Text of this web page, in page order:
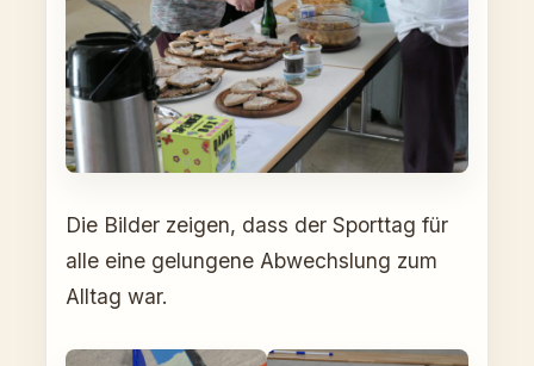
Die Bilder zeigen, dass der Sporttag für
alle eine gelungene Abwechslung zum
Alltag war.